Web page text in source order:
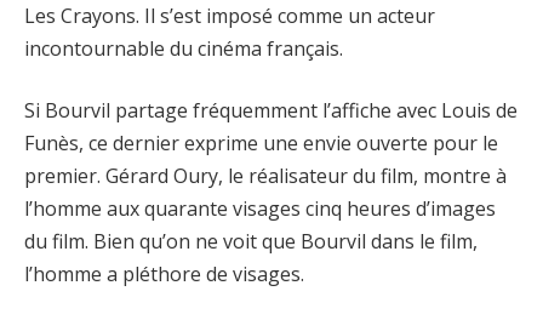
Les Crayons. Il s’est imposé comme un acteur
incontournable du cinéma français.
Si Bourvil partage fréquemment l’affiche avec Louis de
Funès, ce dernier exprime une envie ouverte pour le
premier. Gérard Oury, le réalisateur du film, montre à
l’homme aux quarante visages cinq heures d’images
du film. Bien qu’on ne voit que Bourvil dans le film,
l’homme a pléthore de visages.